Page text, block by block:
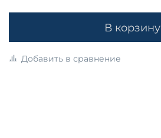
В корзину
Добавить в сравнение